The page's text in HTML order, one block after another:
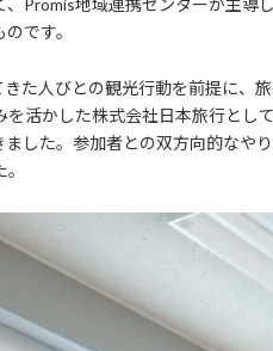
Promis地域連携センターが主導
です。
た人びとの観光行動を前提に、
活かした株式会社日本旅行とし
した。参加者との双方向的なや